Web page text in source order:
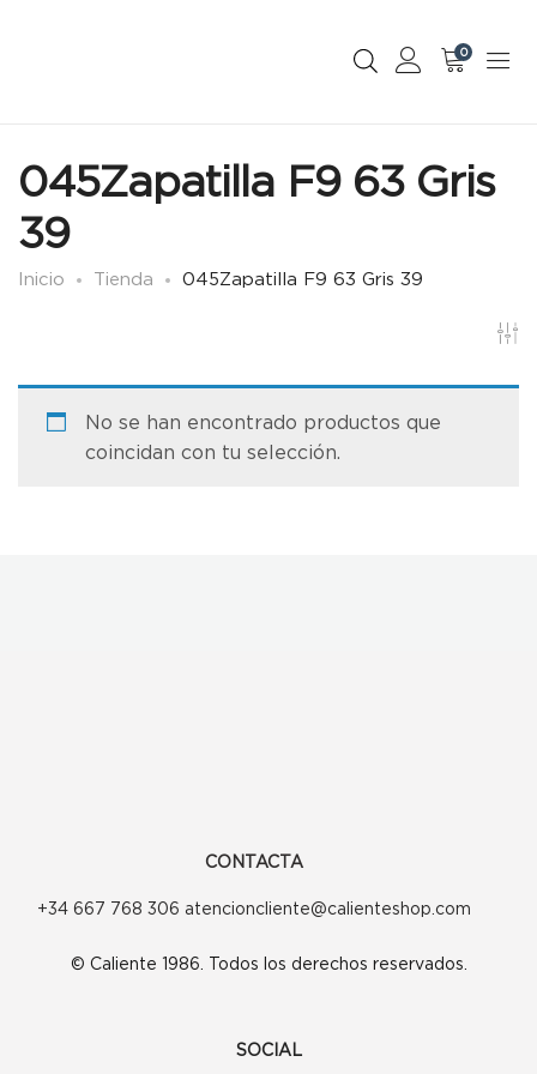
0
045Zapatilla F9 63 Gris
39
Inicio Tienda 045Zapatilla F9 63 Gris 39
No se han encontrado productos que
coincidan con tu selección.
CONTACTA
+34 667 768 306 atencioncliente@calienteshop.com
© Caliente 1986. Todos los derechos reservados.
SOCIAL